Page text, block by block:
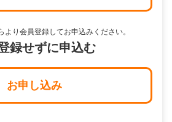
より会員登録してお申込みください。
録せずに申込む
お申し込み